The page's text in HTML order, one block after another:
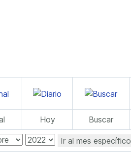
Hoy Buscar
Ir al mes específico